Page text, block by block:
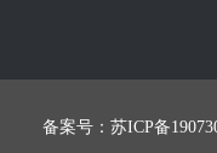
备案号：苏ICP备